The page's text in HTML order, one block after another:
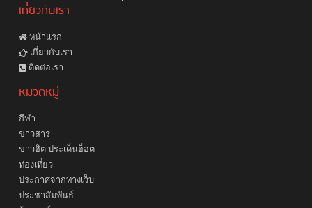
เกี่ยวกับเรา
หน้าแรก
เกี่ยวกับเรา
ติดต่อเรา
หมวดหมู่
กีฬา
ข่าวสาร
ข่าวฮิต ประเด็นฮ็อต
ท่องเที่ยว
ประกาศจากทางเว็บ
ประชาสัมพันธ์